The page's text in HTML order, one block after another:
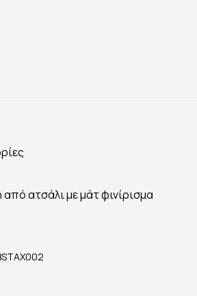
ατσάλι με μάτ φινίρισμα